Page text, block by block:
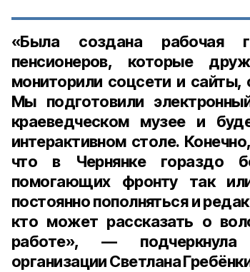
«Была создана рабочая
пенсионеров, которые
мониторили соцсети и
Мы подготовили
краеведческом музее и
интерактивном столе.
что в Чернянке гораздо
помогающих фронту так
постоянно пополняться и
кто может рассказать о
работе», — подчеркнула
организации Светлана